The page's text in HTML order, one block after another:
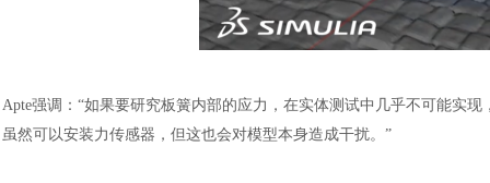
Apte强调：“如果要研究板簧内部的应力，在实体测试中几乎不可能实
虽然可以安装力传感器，但这也会对模型本身造成干扰。”